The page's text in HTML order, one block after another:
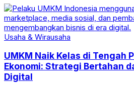
Usaha & Wirausaha
UMKM Naik Kelas di Tengah
Ekonomi: Strategi Bertahan
Digital